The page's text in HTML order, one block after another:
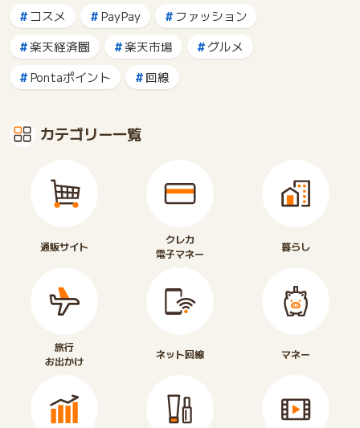
コスメ
PayPay
ファッション
楽天経済圏
楽天市場
グルメ
Pontaポイント
回線
カテゴリー一覧
通販サイト
クレカ
電子マネー
暮らし
旅行
お出かけ
ネット回線 マネー